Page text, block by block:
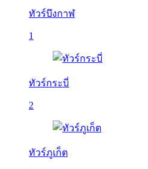
ทัวร์บึงกาฬ
1
ทัวร์กระบี่
2
ทัวร์ภูเก็ต